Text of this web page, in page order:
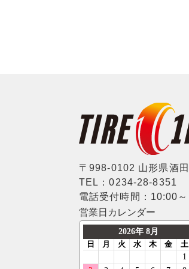
〒998-0102 山形県酒
TEL：0234-28-8351
電話受付時間：10:00
営業日カレンダー